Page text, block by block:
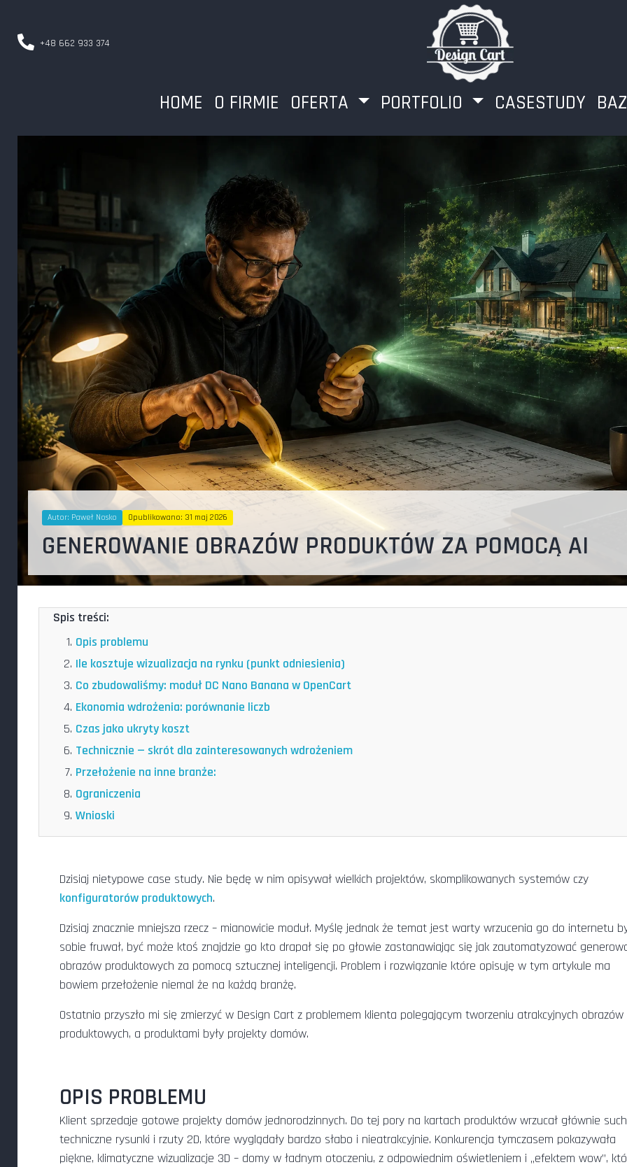
+48 662 933 374
HOME O FIRMIE OFERTA PORTFOLIO CASESTUDY
Autor: Paweł Nosko Opublikowano: 31 maj 2026
GENEROWANIE OBRAZÓW PRODUKTÓW ZA POMOCĄ AI
Spis treści:
Opis problemu
Ile kosztuje wizualizacja na rynku (punkt odniesienia)
Co zbudowaliśmy: moduł DC Nano Banana w OpenCart
Ekonomia wdrożenia: porównanie liczb
Czas jako ukryty koszt
Technicznie — skrót dla zainteresowanych wdrożeniem
Przełożenie na inne branże:
Ograniczenia
Wnioski
Dzisiaj nietypowe case study. Nie będę w nim opisywał wielkich projektów, skomplikowanych systemów czy
konfiguratorów produktowych.
Dzisiaj znacznie mniejsza rzecz – mianowicie moduł. Myślę jednak że temat jest warty wrzucenia go do internetu
sobie fruwał, być może ktoś znajdzie go kto drapał się po głowie zastanawiając się jak zautomatyzować
obrazów produktowych za pomocą sztucznej inteligencji. Problem i rozwiązanie które opisuję w tym artykule ma
bowiem przełożenie niemal że na każdą branżę.
Ostatnio przyszło mi się zmierzyć w Design Cart z problemem klienta polegającym tworzeniu atrakcyjnych obrazów
produktowych, a produktami były projekty domów.
OPIS PROBLEMU
Klient sprzedaje gotowe projekty domów jednorodzinnych. Do tej pory na kartach produktów wrzucał głównie
techniczne rysunki i rzuty 2D, które wyglądały bardzo słabo i nieatrakcyjnie. Konkurencja tymczasem pokazywała
piękne, klimatyczne wizualizacje 3D – domy w ładnym otoczeniu, z odpowiednim oświetleniem i „efektem wow”,